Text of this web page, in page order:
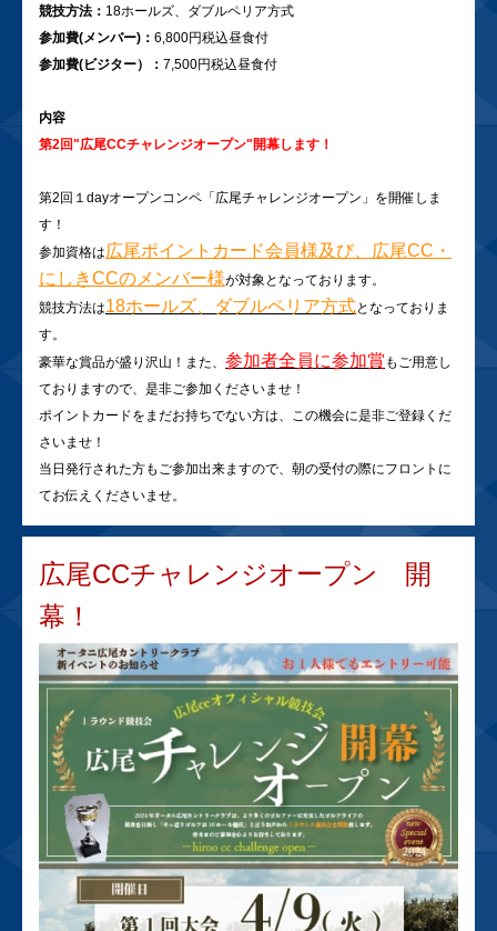
競技方法： 18ホールズ、ダブルペリア方式
参加費(メンバー)： 6,800円税込昼食付
参加費(ビジター）： 7,500円税込昼食付
内容
第2回"広尾CCチャレンジオープン"開幕します！
第2回１dayオープンコンペ「広尾チャレンジオープン」を開催しま
す！
参加資格は 広尾ポイントカード会員様及び、広尾CC・
にしきCCのメンバー様が対象となっております。
競技方法は18ホールズ、ダブルペリア方式となっておりま
す。
豪華な賞品が盛り沢山！また、 参加者全員に参加賞 もご用意し
ておりますので、是非ご参加くださいませ！
ポイントカードをまだお持ちでない方は、この機会に是非ご登録くだ
さいませ！
当日発行された方もご参加出来ますので、朝の受付の際にフロントに
てお伝えくださいませ。
広尾CCチャレンジオープン 開
幕！